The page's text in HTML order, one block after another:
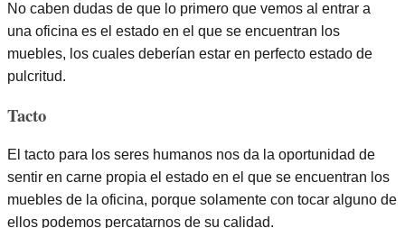
No caben dudas de que lo primero que vemos al entrar a
una oficina es el estado en el que se encuentran los
muebles, los cuales deberían estar en perfecto estado de
pulcritud.
Tacto
El tacto para los seres humanos nos da la oportunidad de
sentir en carne propia el estado en el que se encuentran los
muebles de la oficina, porque solamente con tocar alguno de
ellos podemos percatarnos de su calidad.